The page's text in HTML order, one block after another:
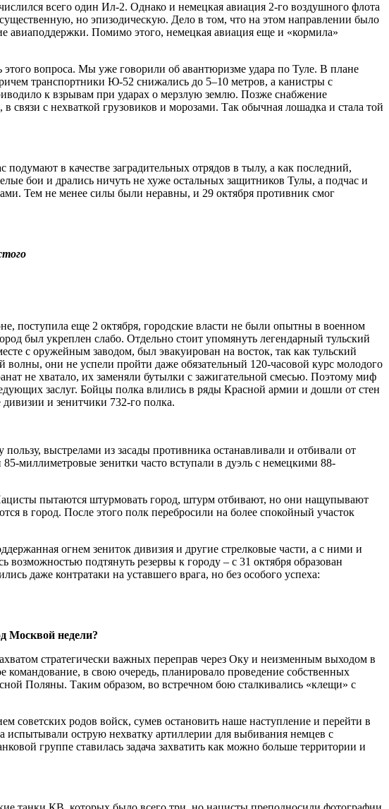
всего один Ил-2. Однако и немецкая авиация 2-го воздушного флота
но эпизодическую. Дело в том, что на этом направлении было
авиаподдержки. Помимо этого, немецкая авиация еще и «кормила»
вопроса. Мы уже говорили об авантюризме удара по Туле. В плане
транспортники Ю-52 снижались до 5–10 метров, а канистры с
к взрывам при ударах о мерзлую землю. Позже снабжение
связи с нехваткой грузовиков и морозами. Так обычная лошадка и стала той
в качестве заградительных отрядов в тылу, а как последний,
бои и дрались ничуть не хуже остальных защитников Тулы, а подчас и
Тем не менее силы были неравны, и 29 октября противник смог
поступила еще 2 октября, городские власти не были опытны в военном
был укреплен слабо. Отдельно стоит упомянуть легендарный тульский
с оружейным заводом, был эвакуирован на восток, так как тульский
они не успели пройти даже обязательный 120-часовой курс молодого
не хватало, их заменяли бутылки с зажигательной смесью. Поэтому миф
заслуг. Бойцы полка влились в ряды Красной армии и дошли от стен
и зенитчики 732-го полка.
выстрелами из засады противника останавливали и отбивали от
миллиметровые зенитки часто вступали в дуэль с немецкими 88-
пытаются штурмовать город, штурм отбивают, но они нащупывают
в город. После этого полк перебросили на более спокойный участок
огнем зениток дивизия и другие стрелковые части, а с ними и
подтянуть резервы к городу – с 31 октября образован
даже контратаки на уставшего врага, но без особого успеха:
Москвой недели?
стратегически важных переправ через Оку и неизменным выходом в
в свою очередь, планировало проведение собственных
Поляны. Таким образом, во встречном бою сталкивались «клещи» с
советских родов войск, сумев остановить наше наступление и перейти в
испытывали острую нехватку артиллерии для выбивания немцев с
группе ставилась задача захватить как можно больше территории и